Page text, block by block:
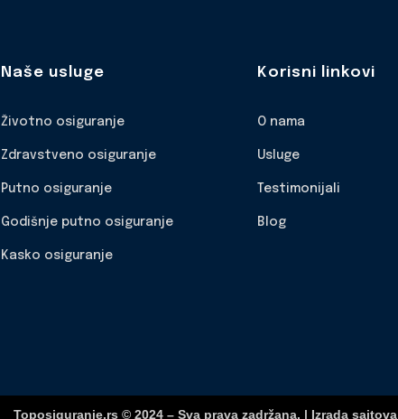
Naše usluge
Životno osiguranje
Zdravstveno osiguranje
Putno osiguranje
Godišnje putno osiguranje
Kasko osiguranje
Korisni linkovi
O nama
Usluge
Testimonijali
Blog
Toposiguranje.rs © 2024 – Sva prava zadržana. | Izrada sajtova